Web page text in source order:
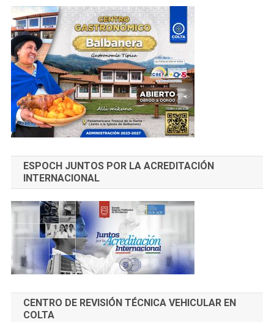
ESPOCH JUNTOS POR LA ACREDITACIÓN
INTERNACIONAL
CENTRO DE REVISIÓN TÉCNICA VEHICULAR EN
COLTA